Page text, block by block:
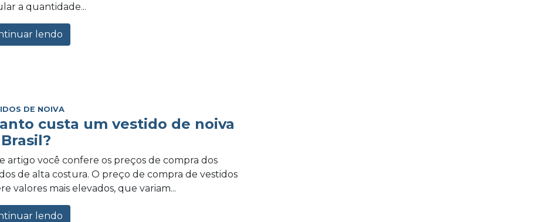
a quantidade...
lendo
DE NOIVA
custa um vestido de noiva
artigo você confere os preços de compra dos
de alta costura. O preço de compra de vestidos
valores mais elevados, que variam...
lendo